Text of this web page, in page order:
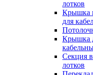
лотков
Крышка
для
Крышка
Секция
лотков